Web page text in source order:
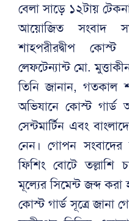
বেলা সাড়ে ১২টায়
আয়োজিত সংবাদ
শাহপরীরদ্বীপ কোস্ট
লেফটেন্যান্ট মো.
তিনি জানান, গতকাল
অভিযানে কোস্ট গার্ড
সেন্টমার্টিন এবং
নেন। গোপন সংবাদের
ফিশিং বোটে তল্লাশি
মূল্যের সিমেন্ট জব্দ করা
কোস্ট গার্ড সূত্রে জানা